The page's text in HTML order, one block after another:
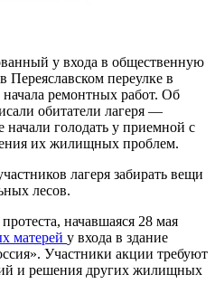
у входа в общественную
переулке в
ремонтных работ. Об
обитатели лагеря —
голодать у приемной с
их жилищных проблем.
лагеря забирать вещи
лесов.
начавшаяся 28 мая
матерей у входа в здание
Участники акции требуют
и решения других жилищных